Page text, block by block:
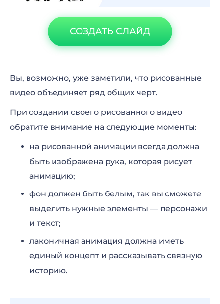
СОЗДАТЬ СЛАЙД
Вы, возможно, уже заметили, что рисованные
видео объединяет ряд общих черт.
При создании своего рисованного видео
обратите внимание на следующие моменты:
на рисованной анимации всегда должна
быть изображена рука, которая рисует
анимацию;
фон должен быть белым, так вы сможете
выделить нужные элементы — персонажи
и текст;
лаконичная анимация должна иметь
единый концепт и рассказывать связную
историю.